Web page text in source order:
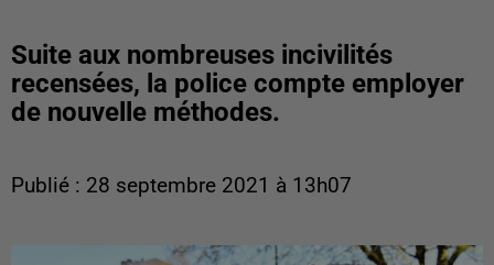
Suite aux nombreuses incivilités
recensées, la police compte employer
de nouvelle méthodes.
Publié : 28 septembre 2021 à 13h07